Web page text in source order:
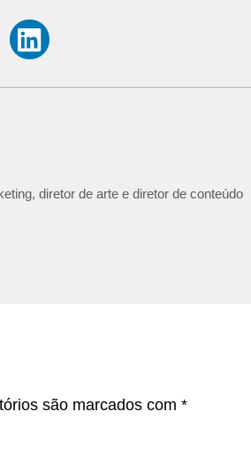
diretor de arte e diretor de conteúdo
são marcados com *